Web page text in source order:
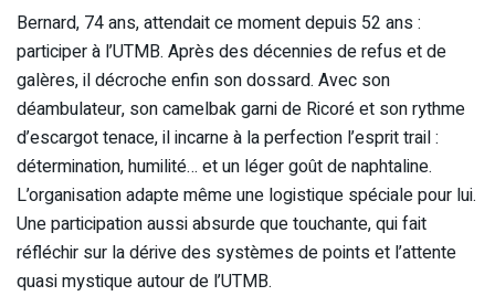
Bernard, 74 ans, attendait ce moment depuis 52 ans :
participer à l’UTMB. Après des décennies de refus et de
galères, il décroche enfin son dossard. Avec son
déambulateur, son camelbak garni de Ricoré et son rythme
d’escargot tenace, il incarne à la perfection l’esprit trail :
détermination, humilité… et un léger goût de naphtaline.
L’organisation adapte même une logistique spéciale pour lui.
Une participation aussi absurde que touchante, qui fait
réfléchir sur la dérive des systèmes de points et l’attente
quasi mystique autour de l’UTMB.